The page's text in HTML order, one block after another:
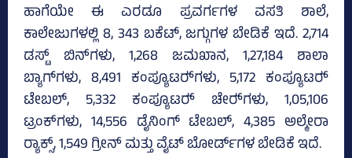
ಹಾಗೆಯೇ ಈ ಎರಡೂ ಪ್ರವರ್ಗಗಳ ವಸತಿ ಶಾಲೆ,
ಕಾಲೇಜುಗಳಲ್ಲಿ 8, 343 ಬಕೆಟ್‌, ಜಗ್ಗುಗಳ ಬೇಡಿಕೆ ಇದೆ. 2,714
ಡಸ್ಟ್‌ ಬಿನ್‌ಗಳು, 1,268 ಜಮಖಾನ, 1,27,184 ಶಾಲಾ
ಬ್ಯಾಗ್‌ಗಳು, 8,491 ಕಂಪ್ಯೂಟರ್‍‌ಗಳು, 5,172 ಕಂಪ್ಯೂಟರ್‍‌
ಟೇಬಲ್‌, 5,332 ಕಂಪ್ಯೂಟರ್‍‌ ಚೇರ್‍‌ಗಳು, 1,05,106
ಟ್ರಂಕ್‌ಗಳು, 14,556 ಡೈನಿಂಗ್‌ ಟೇಬಲ್‌, 4,385 ಅಲ್ಮೇರಾ
ರ್‍ಯಾಕ್ಸ್‌, 1,549 ಗ್ರೀನ್‌ ಮತ್ತು ವೈಟ್ ಬೋರ್ಡ್‌ಗಳ ಬೇಡಿಕೆ ಇದೆ.